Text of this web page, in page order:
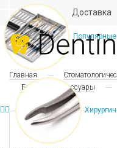
Отзывы Доставка
Главная
Брекеты и аксессуары